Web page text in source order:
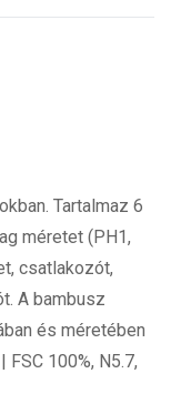
Tartalmaz 6
méretet (PH1,
csatlakozót,
A bambusz
és méretében
100%, N5.7,